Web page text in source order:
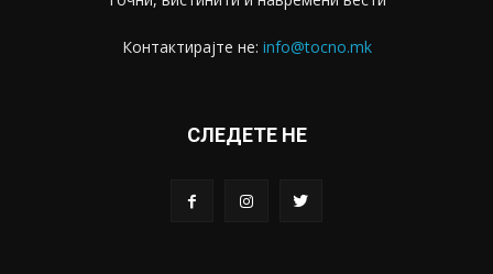
Контактирајте не: info@tocno.mk
СЛЕДЕТЕ НЕ